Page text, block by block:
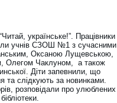
українське!”. Працівники
учнів СЗОШ №1 з сучасними
Оксаною Лущевською,
Олегом Чаклуном, а також
Діти запевнили, що
та слідкують за новинками.
розповідали про улюблених